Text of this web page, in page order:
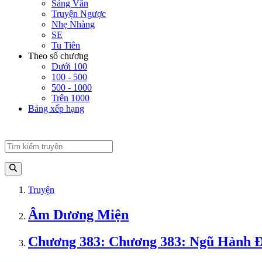
Sảng Văn
Truyện Ngược
Nhẹ Nhàng
SE
Tu Tiên
Theo số chương
Dưới 100
100 - 500
500 - 1000
Trên 1000
Bảng xếp hạng
Truyện
Âm Dương Miện
Chương 383: Chương 383: Ngũ Hành